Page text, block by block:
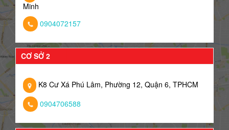
Minh
0904072157
CƠ SỞ 2
K8 Cư Xá Phú Lâm, Phường 12, Quận 6, TPHCM
0904706588